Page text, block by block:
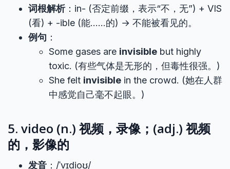
词根解析：in- (否定前缀，表示“不，无”) + VIS
(看) + -ible (能……的) → 不能被看见的。
例句 ：
Some gases are invisible but highly
toxic. (有些气体是无形的，但毒性很强。)
She felt invisible in the crowd. (她在人群
中感觉自己毫不起眼。)
5. video (n.) 视频，录像；(adj.) 视频
的，影像的
发音 ：/ˈvɪdioʊ/